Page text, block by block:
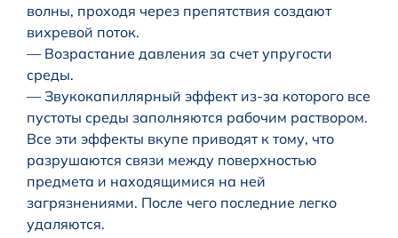
волны, проходя через препятствия создают
вихревой поток.
— Возрастание давления за счет упругости
среды.
— Звукокапиллярный эффект из-за которого все
пустоты среды заполняются рабочим раствором.
Все эти эффекты вкупе приводят к тому, что
разрушаются связи между поверхностью
предмета и находящимися на ней
загрязнениями. После чего последние легко
удаляются.